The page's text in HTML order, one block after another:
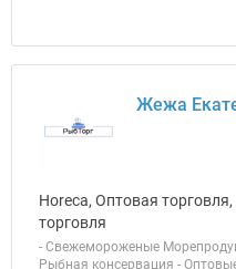
Жежа
Horeca, Оптовая
торговля
- Свежемороженые
Рыбная консервация -